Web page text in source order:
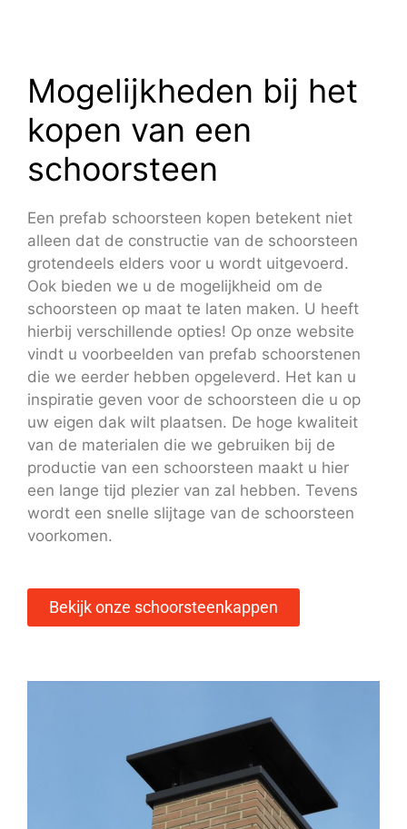
Mogelijkheden bij het
kopen van een
schoorsteen
Een prefab schoorsteen kopen betekent niet
alleen dat de constructie van de schoorsteen
grotendeels elders voor u wordt uitgevoerd.
Ook bieden we u de mogelijkheid om de
schoorsteen op maat te laten maken. U heeft
hierbij verschillende opties! Op onze website
vindt u voorbeelden van prefab schoorstenen
die we eerder hebben opgeleverd. Het kan u
inspiratie geven voor de schoorsteen die u op
uw eigen dak wilt plaatsen. De hoge kwaliteit
van de materialen die we gebruiken bij de
productie van een schoorsteen maakt u hier
een lange tijd plezier van zal hebben. Tevens
wordt een snelle slijtage van de schoorsteen
voorkomen.
Bekijk onze schoorsteenkappen